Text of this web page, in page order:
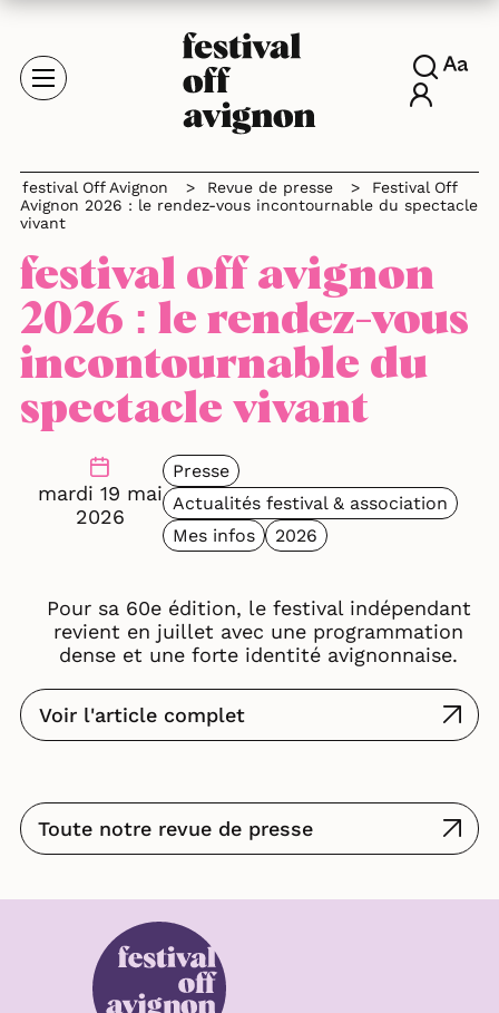
festival Off Avignon > Revue de presse >
Festival Off
Avignon 2026 : le rendez-vous incontournable du spectacle
vivant
festival off avignon
2026 : le rendez-vous
incontournable du
spectacle vivant
mardi 19 mai
2026
Presse
Actualités festival & association
Mes infos
2026
Pour sa 60e édition, le festival indépendant
revient en juillet avec une programmation
dense et une forte identité avignonnaise.
Voir l'article complet
Toute notre revue de presse